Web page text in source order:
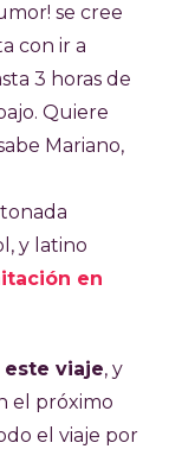
se cree
con ir a
3 horas de
Quiere
Mariano,
y latino
en
viaje, y
el próximo
el viaje por